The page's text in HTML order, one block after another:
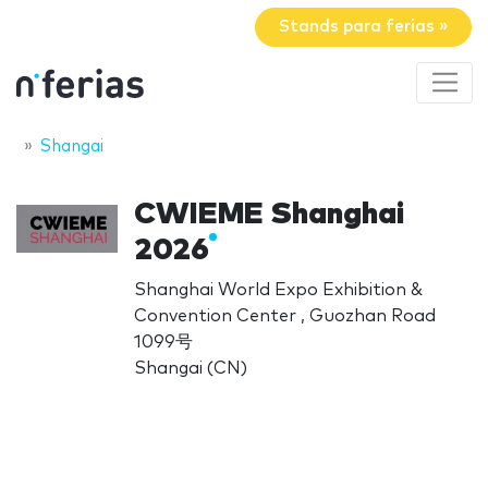
Stands para ferias »
Shangai
CWIEME Shanghai
2026
Shanghai World Expo Exhibition &
Convention Center , Guozhan Road
1099号
Shangai (CN)